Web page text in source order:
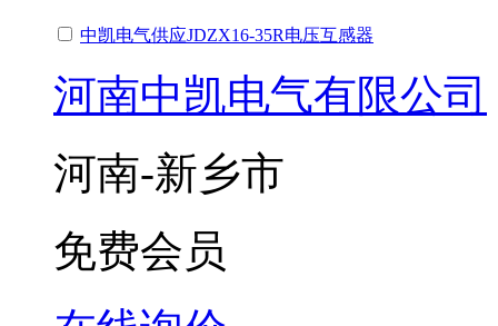
中凯电气供应JDZX16-35R电压互感器
河南中凯电气有限公司
河南-新乡市
免费会员